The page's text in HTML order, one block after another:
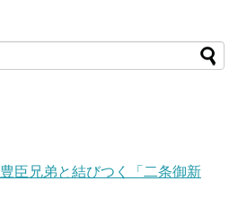
臣兄弟と結びつく「二条御新